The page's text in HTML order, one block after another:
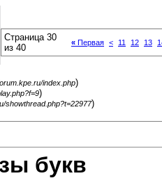
Страница 30
из 40
« Первая < 11 12 13
index.php)
)
showthread.php?t=22977)
букв